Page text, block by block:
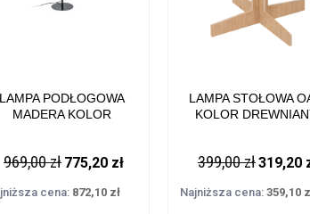
LAMPA PODŁOGOWA
MADERA KOLOR
969,00 zł 775,20 zł
cena: 872,10 zł
LAMPA STOŁOWA
KOLOR
399,00 zł319,20
Najniższa cena: 359,10